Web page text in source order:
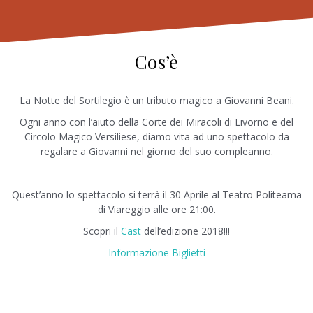
Cos’è
La Notte del Sortilegio è un tributo magico a Giovanni Beani.
Ogni anno con l’aiuto della Corte dei Miracoli di Livorno e del
Circolo Magico Versiliese, diamo vita ad uno spettacolo da
regalare a Giovanni nel giorno del suo compleanno.
Quest’anno lo spettacolo si terrà il 30 Aprile al Teatro Politeama
di Viareggio alle ore 21:00.
Scopri il Cast dell’edizione 2018!!!
Informazione Biglietti